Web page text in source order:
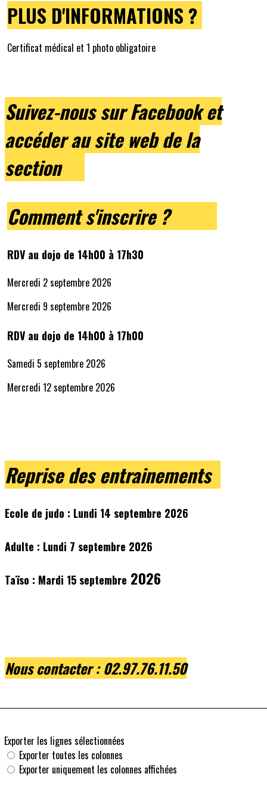
PLUS D'INFORMATIONS ?
Certificat médical et 1 photo obligatoire
Suivez-nous sur Facebook et
accéder au site web de la
section
Comment s'inscrire ?
RDV au dojo de 14h00 à 17h30
Mercredi 2 septembre 2026
Mercredi 9 septembre 2026
RDV au dojo de 14h00 à 17h00
Samedi 5 septembre 2026
Mercredi 12 septembre 2026
Reprise des entrainements
Ecole de judo : Lundi 14 septembre 2026
Adulte : Lundi 7 septembre 2026
Taïso : Mardi 15 septembre 2026
Nous contacter: 02.97.76.11.50